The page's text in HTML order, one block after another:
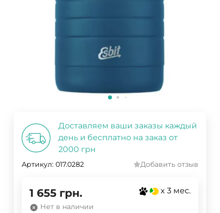
Доставляем ваши заказы каждый
день и бесплатно на заказ от
2000 грн
Артикул: 017.0282 Добавить отзыв
1 655 грн. x 3 мес.
Нет в наличии